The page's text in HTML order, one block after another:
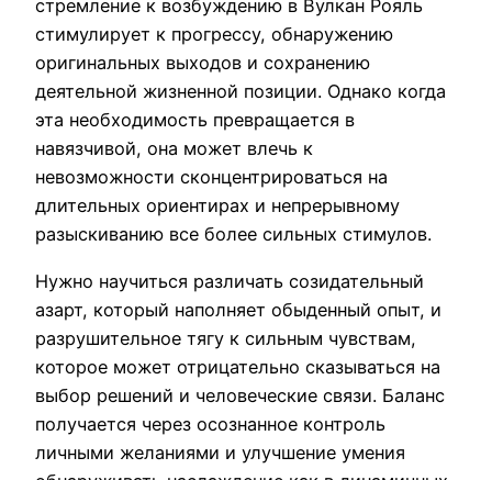
стремление к возбуждению в Вулкан Рояль
стимулирует к прогрессу, обнаружению
оригинальных выходов и сохранению
деятельной жизненной позиции. Однако когда
эта необходимость превращается в
навязчивой, она может влечь к
невозможности сконцентрироваться на
длительных ориентирах и непрерывному
разыскиванию все более сильных стимулов.
Нужно научиться различать созидательный
азарт, который наполняет обыденный опыт, и
разрушительное тягу к сильным чувствам,
которое может отрицательно сказываться на
выбор решений и человеческие связи. Баланс
получается через осознанное контроль
личными желаниями и улучшение умения